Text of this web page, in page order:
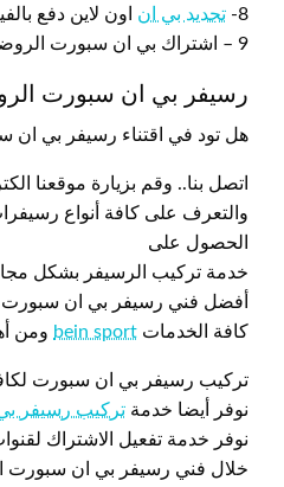
8-
تجديد بي ان اون لاين دفع
9 – اشتراك بي ان سبورت الروضة .
رسيفر بي ان سبورت
هل تود في اقتناء رسيفر بي
اتصل بنا.. وقم بزيارة موقعنا
والتعرف على كافة أنواع
الحصول على
خدمة تركيب الرسيفر بشكل
أفضل فني رسيفر بي ان سبورت
كافة الخدمات bein sport ومن
تركيب رسيفر بي ان سبورت
نوفر أيضا خدمة تركيب رسيفر
نوفر خدمة تفعيل الاشتراك
خلال فني رسيفر بي ان سبورت